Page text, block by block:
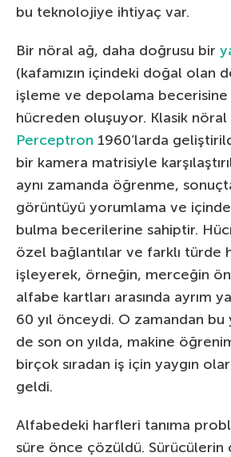
bu teknolojiye ihtiyaç var.
Bir nöral ağ, daha doğrusu bir
(kafamızın içindeki doğal olan
işleme ve depolama becerisine
hücreden oluşuyor. Klasik
Perceptron 1960’larda
bir kamera matrisiyle
aynı zamanda öğrenme,
görüntüyü yorumlama ve
bulma becerilerine sahiptir.
özel bağlantılar ve farklı türde
işleyerek, örneğin, merceğin
alfabe kartları arasında ayrım
60 yıl önceydi. O zamandan
de son on yılda, makine
birçok sıradan iş için yaygın
geldi.
Alfabedeki harfleri tanıma
süre önce çözüldü. Sürücülerin